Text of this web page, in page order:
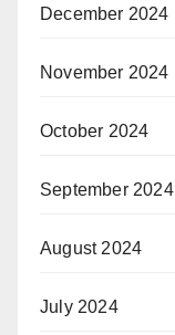
December 2024
November 2024
October 2024
September 2024
August 2024
July 2024